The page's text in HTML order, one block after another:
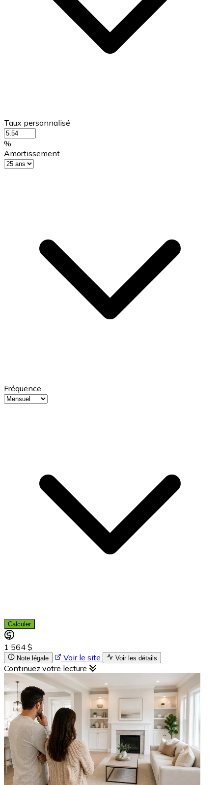
Taux personnalisé
%
Amortissement
Fréquence
Calculer
1 564 $
Note légale Voir le site Voir les détails
Continuez votre lecture